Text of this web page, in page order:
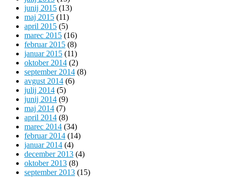
junij 2015 (13)
maj 2015 (11)
april 2015 (5)
marec 2015 (16)
februar 2015 (8)
januar 2015 (11)
oktober 2014 (2)
september 2014 (8)
avgust 2014 (6)
julij 2014 (5)
junij 2014 (9)
maj 2014 (7)
april 2014 (8)
marec 2014 (34)
februar 2014 (14)
januar 2014 (4)
december 2013 (4)
oktober 2013 (8)
september 2013 (15)